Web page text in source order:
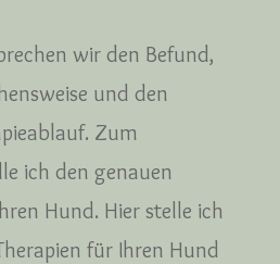
wir den Befund,
und den
Zum
ich den genauen
Hund. Hier stelle ich
für Ihren Hund